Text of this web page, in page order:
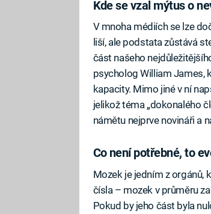
Kde se vzal mýtus o
V mnoha médiích se lze
liší, ale podstata zůstává
část našeho
psycholog William James,
kapacity. Mimo jiné v ní
jelikož téma „dokonalého
námětu nejprve novináři a
Co není potřebné, to
Mozek je jedním z orgánů,
čísla – mozek v průměru
Pokud by jeho část byla